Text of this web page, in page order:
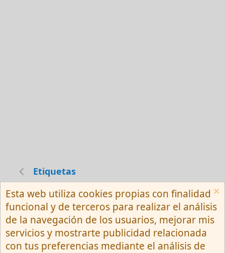
Etiquetas
Español (Neutro) Tu
Contactarnos
Términos y reglas
Privacy policy
Ayuda
R
S
S
Community platform by XenForo ® © 2010-
Esta web utiliza cookies propias con finalidad
funcional y de terceros para realizar el análisis
de la navegación de los usuarios, mejorar mis
servicios y mostrarte publicidad relacionada
con tus preferencias mediante el análisis de